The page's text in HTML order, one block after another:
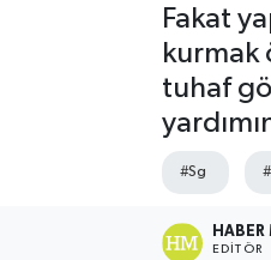
Fakat
kurmak
tuhaf
#Sg
HABER
EDITÖR
Son Dakika Haberleri
Haber Arşivi